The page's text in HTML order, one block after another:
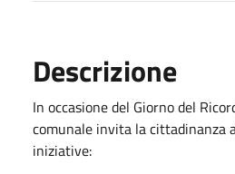
Descrizione
In occasione del Giorno del
comunale invita la cittadinanza
iniziative: